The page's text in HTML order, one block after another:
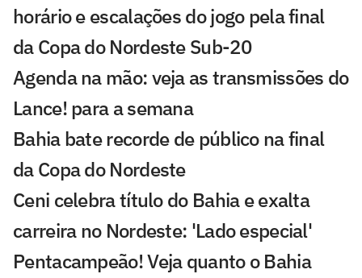
horário e escalações do jogo pela final
da Copa do Nordeste Sub-20
Agenda na mão: veja as transmissões do
Lance! para a semana
Bahia bate recorde de público na final
da Copa do Nordeste
Ceni celebra título do Bahia e exalta
carreira no Nordeste: 'Lado especial'
Pentacampeão! Veja quanto o Bahia